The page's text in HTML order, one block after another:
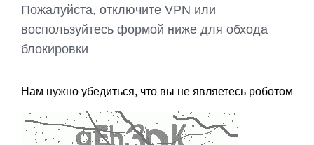
Пожалуйста, отключите VPN или
воспользуйтесь формой ниже для обхода
блокировки
Нам нужно убедиться, что вы не являетесь роботом